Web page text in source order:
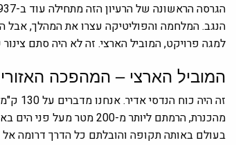
הנגב. המלחמה והפוליטיקה עצרו את המהלך,
למגה פרויקט, המוביל הארצי. זה לא היה סתם
המוביל הארצי – המהפכה
זה
בעולם באותה תקופה והובלתם כל הדרך דרומה